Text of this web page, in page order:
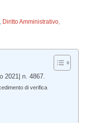
, Diritto Amministrativo,
2021| n. 4867.
di verifica